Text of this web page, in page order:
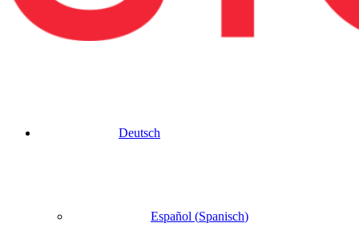
Deutsch
Español (Spanisch)